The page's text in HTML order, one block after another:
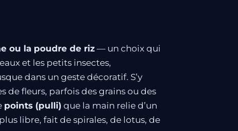
ou la poudre de riz — un choix qui
et les petits insectes,
dans un geste décoratif. S’y
de fleurs, parfois des grains ou des
points (pulli) que la main relie d’un
libre, fait de spirales, de lotus, de